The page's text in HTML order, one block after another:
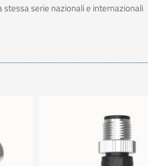
serie nazionali e internazionali